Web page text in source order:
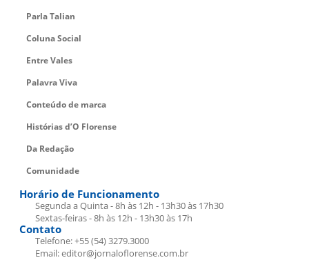
Parla Talian
Coluna Social
Entre Vales
Palavra Viva
Conteúdo de marca
Histórias d’O Florense
Da Redação
Comunidade
Horário de Funcionamento
Segunda a Quinta - 8h às 12h - 13h30 às 17h30
Sextas-feiras - 8h às 12h - 13h30 às 17h
Contato
Telefone: +55 (54) 3279.3000
Email: editor@jornaloflorense.com.br